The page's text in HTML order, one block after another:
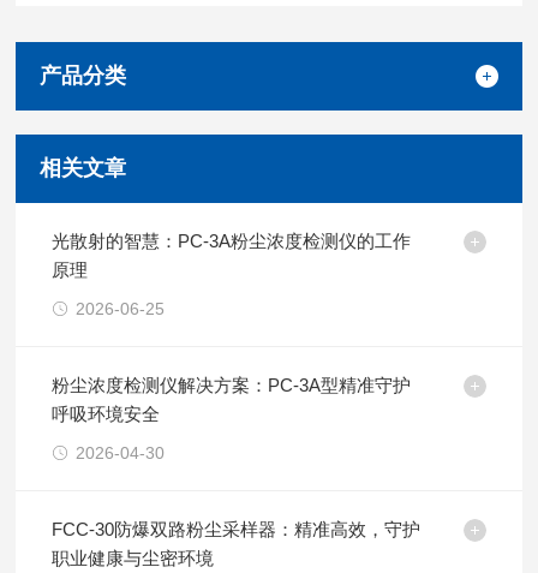
产品分类
相关文章
光散射的智慧：PC-3A粉尘浓度检测仪的工作
原理
2026-06-25
粉尘浓度检测仪解决方案：PC-3A型精准守护
呼吸环境安全
2026-04-30
FCC-30防爆双路粉尘采样器：精准高效，守护
职业健康与尘密环境